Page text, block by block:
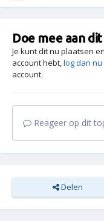
Doe mee aan
Je kunt dit nu plaatsen
account hebt,log dan nu
account.
Reageer op dit
Delen